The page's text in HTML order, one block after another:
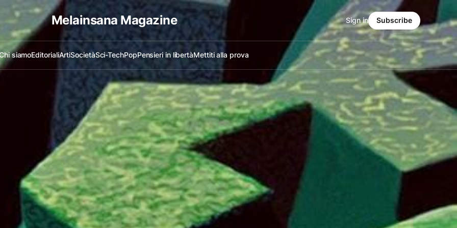
Melainsana Magazine
siamoEditorialiArtiSocietàSci-TechPopPensieri in libertàMettiti alla prova
Sign in Subscribe